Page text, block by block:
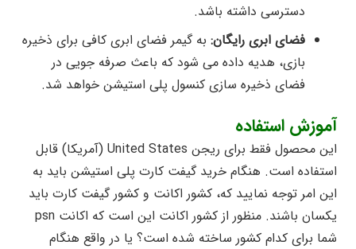
دسترسی داشته باشد.
فضای ابری رایگان: به گیمر فضای ابری کافی برای ذخیره
بازی، هدیه داده می شود که باعث صرفه جویی در
فضای ذخیره سازی کنسول پلی استیشن خواهد شد.
آموزش استفاده
این محصول فقط برای ریجن United States (آمریکا) قابل
استفاده است. هنگام خرید گیفت کارت پلی استیشن باید به
این امر توجه نمایید که، کشور اکانت و کشور گیفت کارت باید
یکسان باشند. منظور از کشور اکانت این است که اکانت psn
شما برای کدام کشور ساخته شده است؟ یا در واقع هنگام